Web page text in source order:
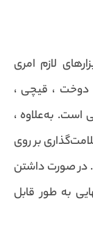
لازم امری
دوخت ، قیچی ،
به‌علاوه ،
بر روی
در صورت داشتن
به طور قابل